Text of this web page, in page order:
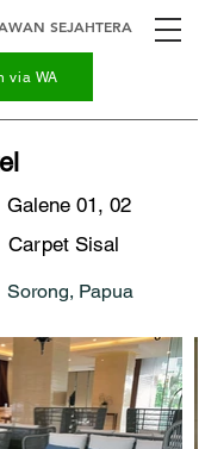
SEJAHTERA
via WA
Galene 01, 02
Carpet Sisal
Sorong, Papua